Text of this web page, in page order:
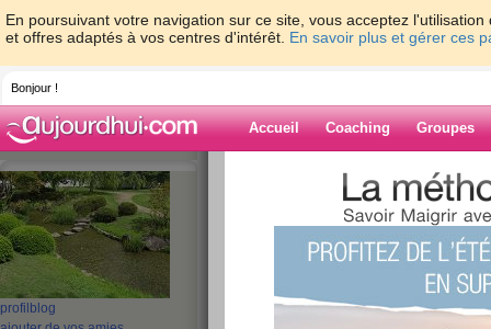
En poursuivant votre navigation sur ce site, vous acceptez
et offres adaptés à vos centres d'intérêt. En savoir plus et gérer ces
Bonjour !
Accueil Coaching Groupes
profil blog
>
Blog de